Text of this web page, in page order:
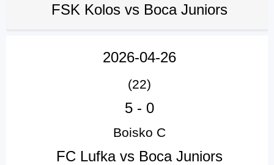
FSK Kolos vs Boca Juniors
2026-04-26
(22)
5- 0
Boisko C
FC Lufka vs Boca Juniors